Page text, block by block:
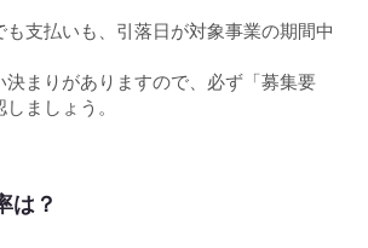
も支払いも、引落日が対象事業の期間中
決まりがありますので、必ず「募集要
ましょう。
は？